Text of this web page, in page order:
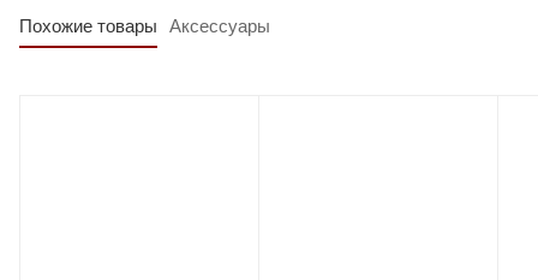
Похожие товары Аксессуары